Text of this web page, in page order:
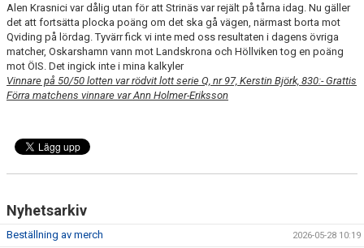
Alen Krasnici var dålig utan för att Strinäs var rejält på tårna idag. Nu gäller
det att fortsätta plocka poäng om det ska gå vägen, närmast borta mot
Qviding på lördag. Tyvärr fick vi inte med oss resultaten i dagens övriga
matcher, Oskarshamn vann mot Landskrona och Höllviken tog en poäng
mot ÖIS. Det ingick inte i mina kalkyler
Vinnare på 50/50 lotten var rödvit lott serie Q, nr 97, Kerstin Björk, 830:- Grattis
Förra matchens vinnare var Ann Holmer-Eriksson
Nyhetsarkiv
Beställning av merch 2026-05-28 10:19